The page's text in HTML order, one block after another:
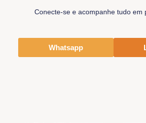
Conecte-se e acompanhe tudo em
Whatsapp